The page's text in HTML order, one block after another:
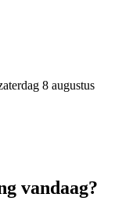
8 augustus
vandaag?